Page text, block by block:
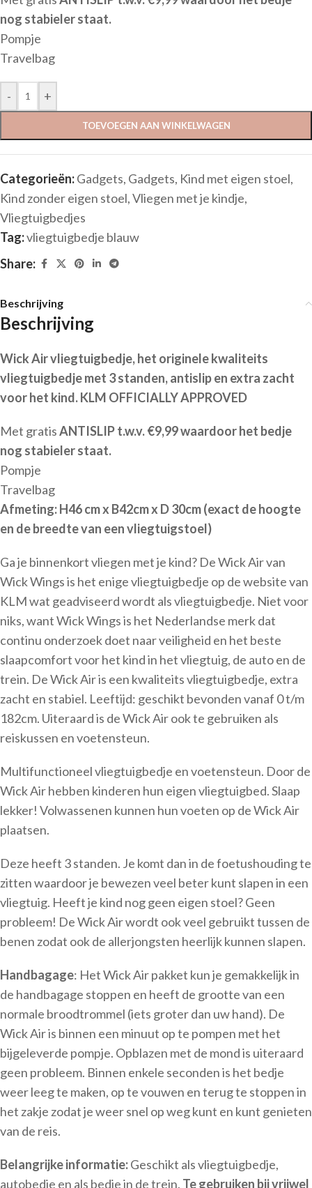
nog stabieler staat.
Pompje
Travelbag
- +
TOEVOEGEN AAN WINKELWAGEN
Categorieën:Gadgets, Gadgets, Kind met eigen stoel,
Kind zonder eigen stoel,Vliegen met je kindje,
Vliegtuigbedjes
Tag:vliegtuigbedje blauw
Share:
Beschrijving
Beschrijving
Wick Air vliegtuigbedje, het originele kwaliteits
vliegtuigbedje met 3 standen, antislip en extra zacht
voor het kind. KLM OFFICIALLY APPROVED
Met gratisANTISLIP t.w.v. €9,99 waardoor het bedje
nog stabieler staat.
Pompje
Travelbag
Afmeting: H46 cm x B42cm x D 30cm (exact de hoogte
en de breedte van een vliegtuigstoel)
Ga je binnenkort vliegen met je kind? De Wick Air van
Wick Wings is het enige vliegtuigbedje op de website van
KLM wat geadviseerd wordt als vliegtuigbedje. Niet voor
niks, want Wick Wings is het Nederlandse merk dat
continu onderzoek doet naar veiligheid en het beste
slaapcomfort voor het kind in het vliegtuig, de auto en de
trein. De Wick Air is een kwaliteits vliegtuigbedje, extra
zacht en stabiel. Leeftijd: geschikt bevonden vanaf 0 t/m
182cm. Uiteraard is de Wick Air ook te gebruiken als
reiskussen en voetensteun.
Multifunctioneel vliegtuigbedje en voetensteun. Door de
Wick Air hebben kinderen hun eigen vliegtuigbed. Slaap
lekker! Volwassenen kunnen hun voeten op de Wick Air
plaatsen.
Deze heeft 3 standen. Je komt dan in de foetushouding te
zitten waardoor je bewezen veel beter kunt slapen in een
vliegtuig. Heeft je kind nog geen eigen stoel? Geen
probleem! De Wick Air wordt ook veel gebruikt tussen de
benen zodat ook de allerjongsten heerlijk kunnen slapen.
Handbagage: Het Wick Air pakket kun je gemakkelijk in
de handbagage stoppen en heeft de grootte van een
normale broodtrommel (iets groter dan uw hand). De
Wick Air is binnen een minuut op te pompen met het
bijgeleverde pompje. Opblazen met de mond is uiteraard
geen probleem. Binnen enkele seconden is het bedje
weer leeg te maken, op te vouwen en terug te stoppen in
het zakje zodat je weer snel op weg kunt en kunt genieten
van de reis.
Belangrijke informatie:Geschikt als vliegtuigbedje,
autobedje en als bedje in de trein. Te gebruiken bij vrijwel